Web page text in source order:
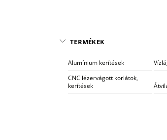
TERMÉKEK
Alumínium kerítések
CNC lézervágott korlátok,
kerítések